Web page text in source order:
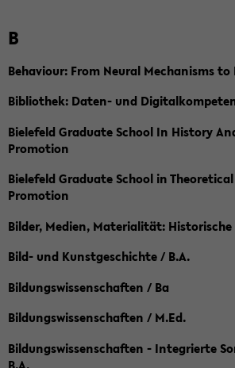
B
Behaviour: From Neural Mechanisms
Bibliothek: Daten- und
Bielefeld Graduate School In History
Promotion
Bielefeld Graduate School in
Promotion
Bilder, Medien, Materialität:
Bild- und Kunstgeschichte / B.A.
Bildungswissenschaften / Ba
Bildungswissenschaften / M.Ed.
Bildungswissenschaften - Integrierte
B.A.